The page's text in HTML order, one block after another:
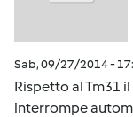
Sab, 09/27/2014 -
Rispetto al Tm31
interrompe